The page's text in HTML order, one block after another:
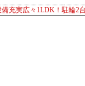
充実広々1LDK！駐輪2